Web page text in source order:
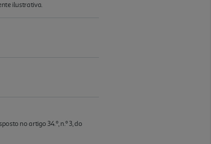
ilustrativa.
no artigo 34.º, n.º 3, do